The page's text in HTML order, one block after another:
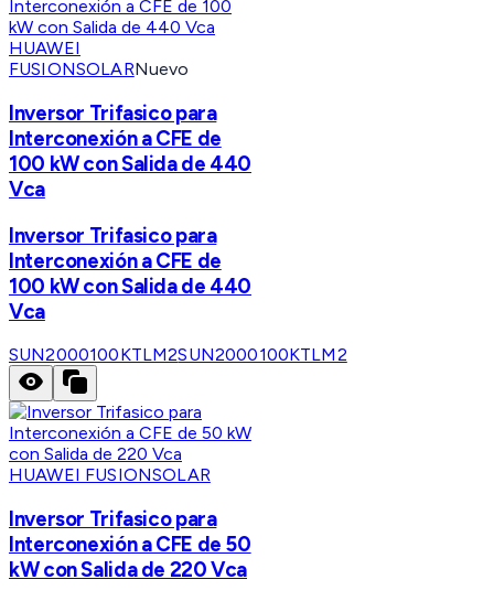
HUAWEI
FUSIONSOLARNuevo
Inversor Trifasico para
Interconexión a CFE de
100 kW con Salida de 440
Vca
Inversor Trifasico para
Interconexión a CFE de
100 kW con Salida de 440
Vca
SUN2000100KTLM2SUN2000100KTLM2
HUAWEI FUSIONSOLAR
Inversor Trifasico para
Interconexión a CFE de 50
kW con Salida de 220 Vca